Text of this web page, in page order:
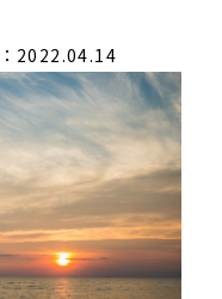
2022.04.14